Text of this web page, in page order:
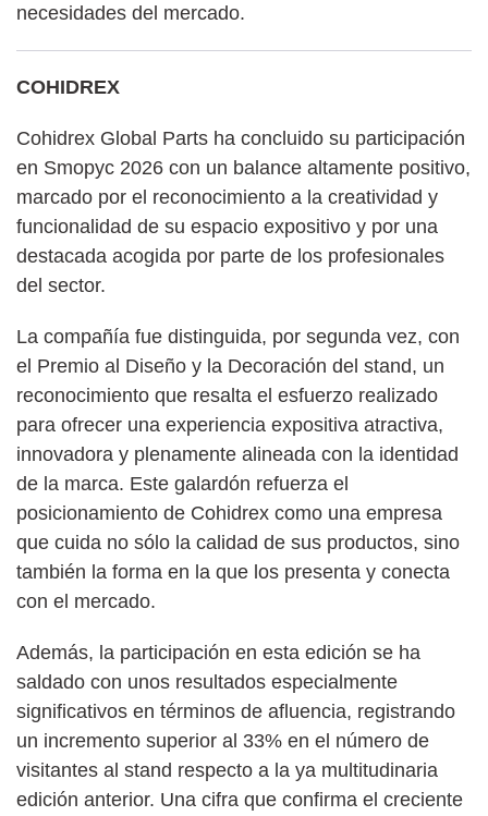
necesidades del mercado.
COHIDREX
Cohidrex Global Parts ha concluido su participación
en Smopyc 2026 con un balance altamente positivo,
marcado por el reconocimiento a la creatividad y
funcionalidad de su espacio expositivo y por una
destacada acogida por parte de los profesionales
del sector.
La compañía fue distinguida, por segunda vez, con
el Premio al Diseño y la Decoración del stand, un
reconocimiento que resalta el esfuerzo realizado
para ofrecer una experiencia expositiva atractiva,
innovadora y plenamente alineada con la identidad
de la marca. Este galardón refuerza el
posicionamiento de Cohidrex como una empresa
que cuida no sólo la calidad de sus productos, sino
también la forma en la que los presenta y conecta
con el mercado.
Además, la participación en esta edición se ha
saldado con unos resultados especialmente
significativos en términos de afluencia, registrando
un incremento superior al 33% en el número de
visitantes al stand respecto a la ya multitudinaria
edición anterior. Una cifra que confirma el creciente